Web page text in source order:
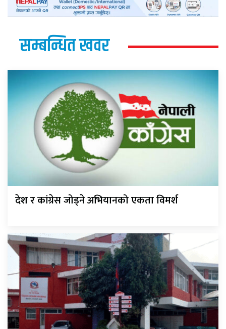
सम्बन्धित खवर
देश र कांग्रेस जोड्ने अभियानको एकता विमर्श